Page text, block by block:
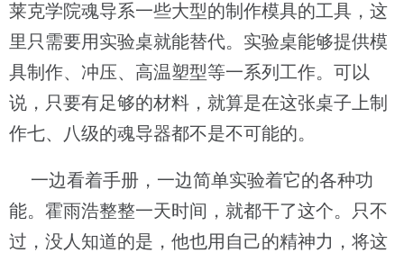
莱克学院魂导系一些大型的制作模具的工具，这
里只需要用实验桌就能替代。实验桌能够提供模
具制作、冲压、高温塑型等一系列工作。可以
说，只要有足够的材料，就算是在这张桌子上制
作七、八级的魂导器都不是不可能的。
一边看着手册，一边简单实验着它的各种功
能。霍雨浩整整一天时间，就都干了这个。只不
过，没人知道的是，他也用自己的精神力，将这